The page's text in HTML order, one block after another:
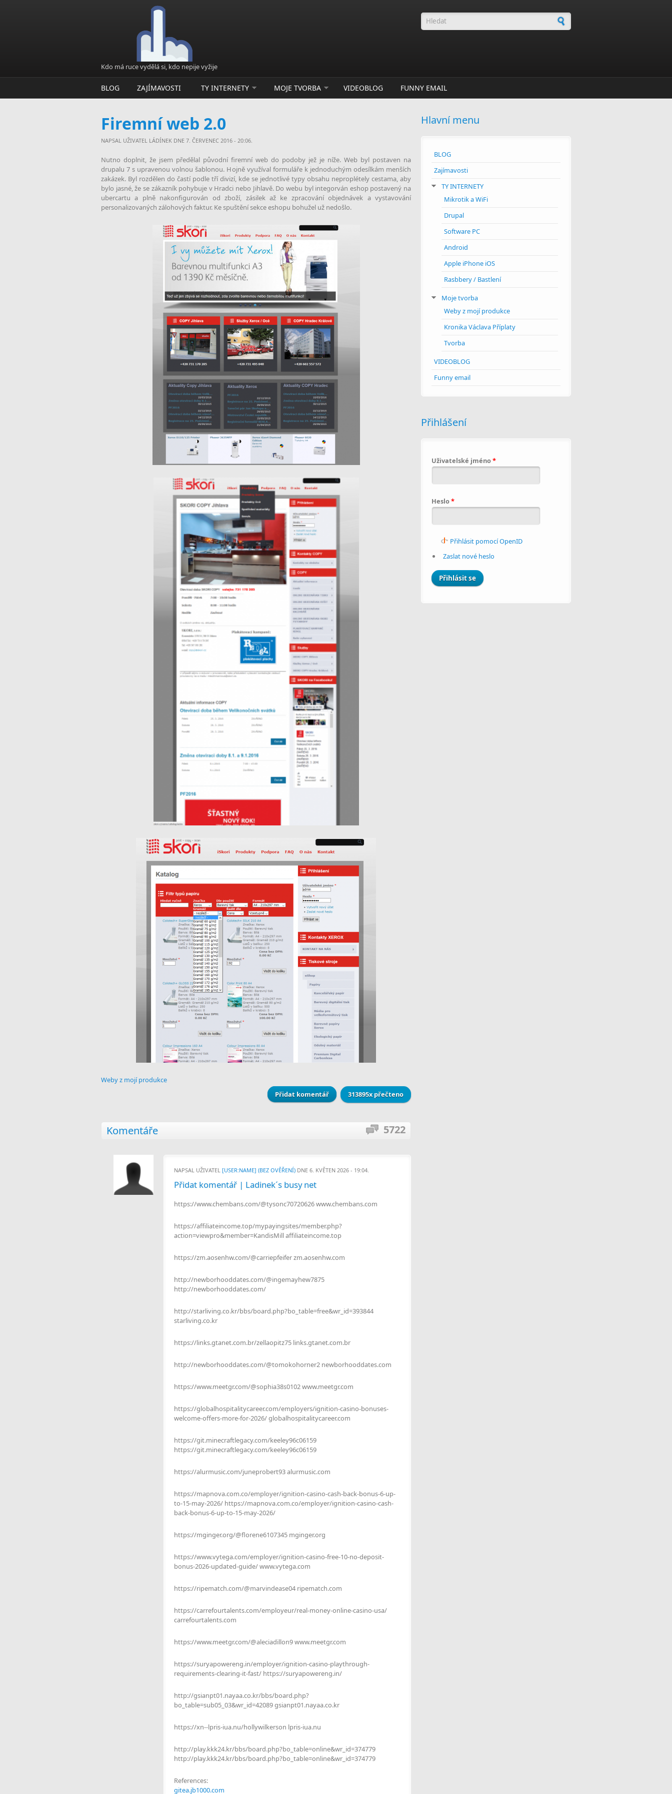
Kdo má ruce vydělá si, kdo nepije vyžije
Vyhledávání
BLOG ZAJÍMAVOSTI TY INTERNETY MOJE TVORBA VIDEOBLOG FUNNY EMAIL
Firemní web 2.0
NAPSAL UŽIVATEL LÁDÍNEK DNE 7. ČERVENEC 2016 - 20:06.
Nutno doplnit, že jsem předělal původní firemní web do podoby jež je níže. Web byl postaven na
drupalu 7 s upravenou volnou šablonou. Hojně využíval formuláře k jednoduchým odesílkám menších
zakázek. Byl rozdělen do častí podle tří divizí, kde se jednotlivé typy obsahu neproplétely cestama, aby
bylo jasné, že se zákazník pohybuje v Hradci nebo Jihlavě. Do webu byl integorván eshop postavený na
ubercartu a plně nakonfigurován od zboží, zásilek až ke zpracování objednávek a vystavování
personalizovaných zálohových faktur. Ke spuštění sekce eshopu bohužel už nedošlo.
Weby z mojí produkce
Přidat komentář
313895x přečteno
Komentáře 5722
NAPSAL UŽIVATEL [USER:NAME] (BEZ OVĚŘENÍ) DNE 6. KVĚTEN 2026 - 19:04.
Přidat komentář | Ladinek´s busy net
https://www.chembans.com/@tysonc70720626 www.chembans.com
https://affiliateincome.top/mypayingsites/member.php?
action=viewpro&member=KandisMill affiliateincome.top
https://zm.aosenhw.com/@carriepfeifer zm.aosenhw.com
http://newborhooddates.com/@ingemayhew7875
http://newborhooddates.com/
http://starliving.co.kr/bbs/board.php?bo_table=free&wr_id=393844
starliving.co.kr
https://links.gtanet.com.br/zellaopitz75 links.gtanet.com.br
http://newborhooddates.com/@tomokohorner2 newborhooddates.com
https://www.meetgr.com/@sophia38s0102 www.meetgr.com
https://globalhospitalitycareer.com/employers/ignition-casino-bonuses-
welcome-offers-more-for-2026/ globalhospitalitycareer.com
https://git.minecraftlegacy.com/keeley96c06159
https://git.minecraftlegacy.com/keeley96c06159
https://alurmusic.com/juneprobert93 alurmusic.com
https://mapnova.com.co/employer/ignition-casino-cash-back-bonus-6-up-
to-15-may-2026/ https://mapnova.com.co/employer/ignition-casino-cash-
back-bonus-6-up-to-15-may-2026/
https://mginger.org/@florene6107345 mginger.org
https://www.vytega.com/employer/ignition-casino-free-10-no-deposit-
bonus-2026-updated-guide/ www.vytega.com
https://ripematch.com/@marvindease04 ripematch.com
https://carrefourtalents.com/employeur/real-money-online-casino-usa/
carrefourtalents.com
https://www.meetgr.com/@aleciadillon9 www.meetgr.com
https://suryapowereng.in/employer/ignition-casino-playthrough-
requirements-clearing-it-fast/ https://suryapowereng.in/
http://gsianpt01.nayaa.co.kr/bbs/board.php?
bo_table=sub05_03&wr_id=42089 gsianpt01.nayaa.co.kr
https://xn--lpris-iua.nu/hollywilkerson lpris-iua.nu
http://play.kkk24.kr/bbs/board.php?bo_table=online&wr_id=374779
http://play.kkk24.kr/bbs/board.php?bo_table=online&wr_id=374779
References:
gitea.jb1000.com
Hlavní menu
BLOG
Zajímavosti
TY INTERNETY
Mikrotik a WiFi
Drupal
Software PC
Android
Apple iPhone iOS
Rasbbery / Bastlení
Moje tvorba
Weby z mojí produkce
Kronika Václava Příplaty
Tvorba
VIDEOBLOG
Funny email
Přihlášení
Uživatelské jméno*
Heslo*
Přihlásit pomocí OpenID
Zaslat nové heslo